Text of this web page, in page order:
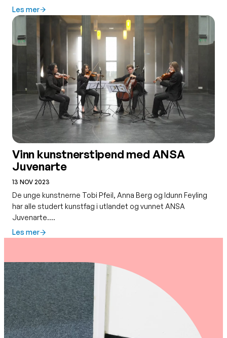
Les mer
Vinn kunstnerstipend med ANSA
Juvenarte
13 NOV 2023
De unge kunstnerne Tobi Pfeil, Anna Berg og Idunn Feyling
har alle studert kunstfag i utlandet og vunnet ANSA
Juvenarte.…
Les mer